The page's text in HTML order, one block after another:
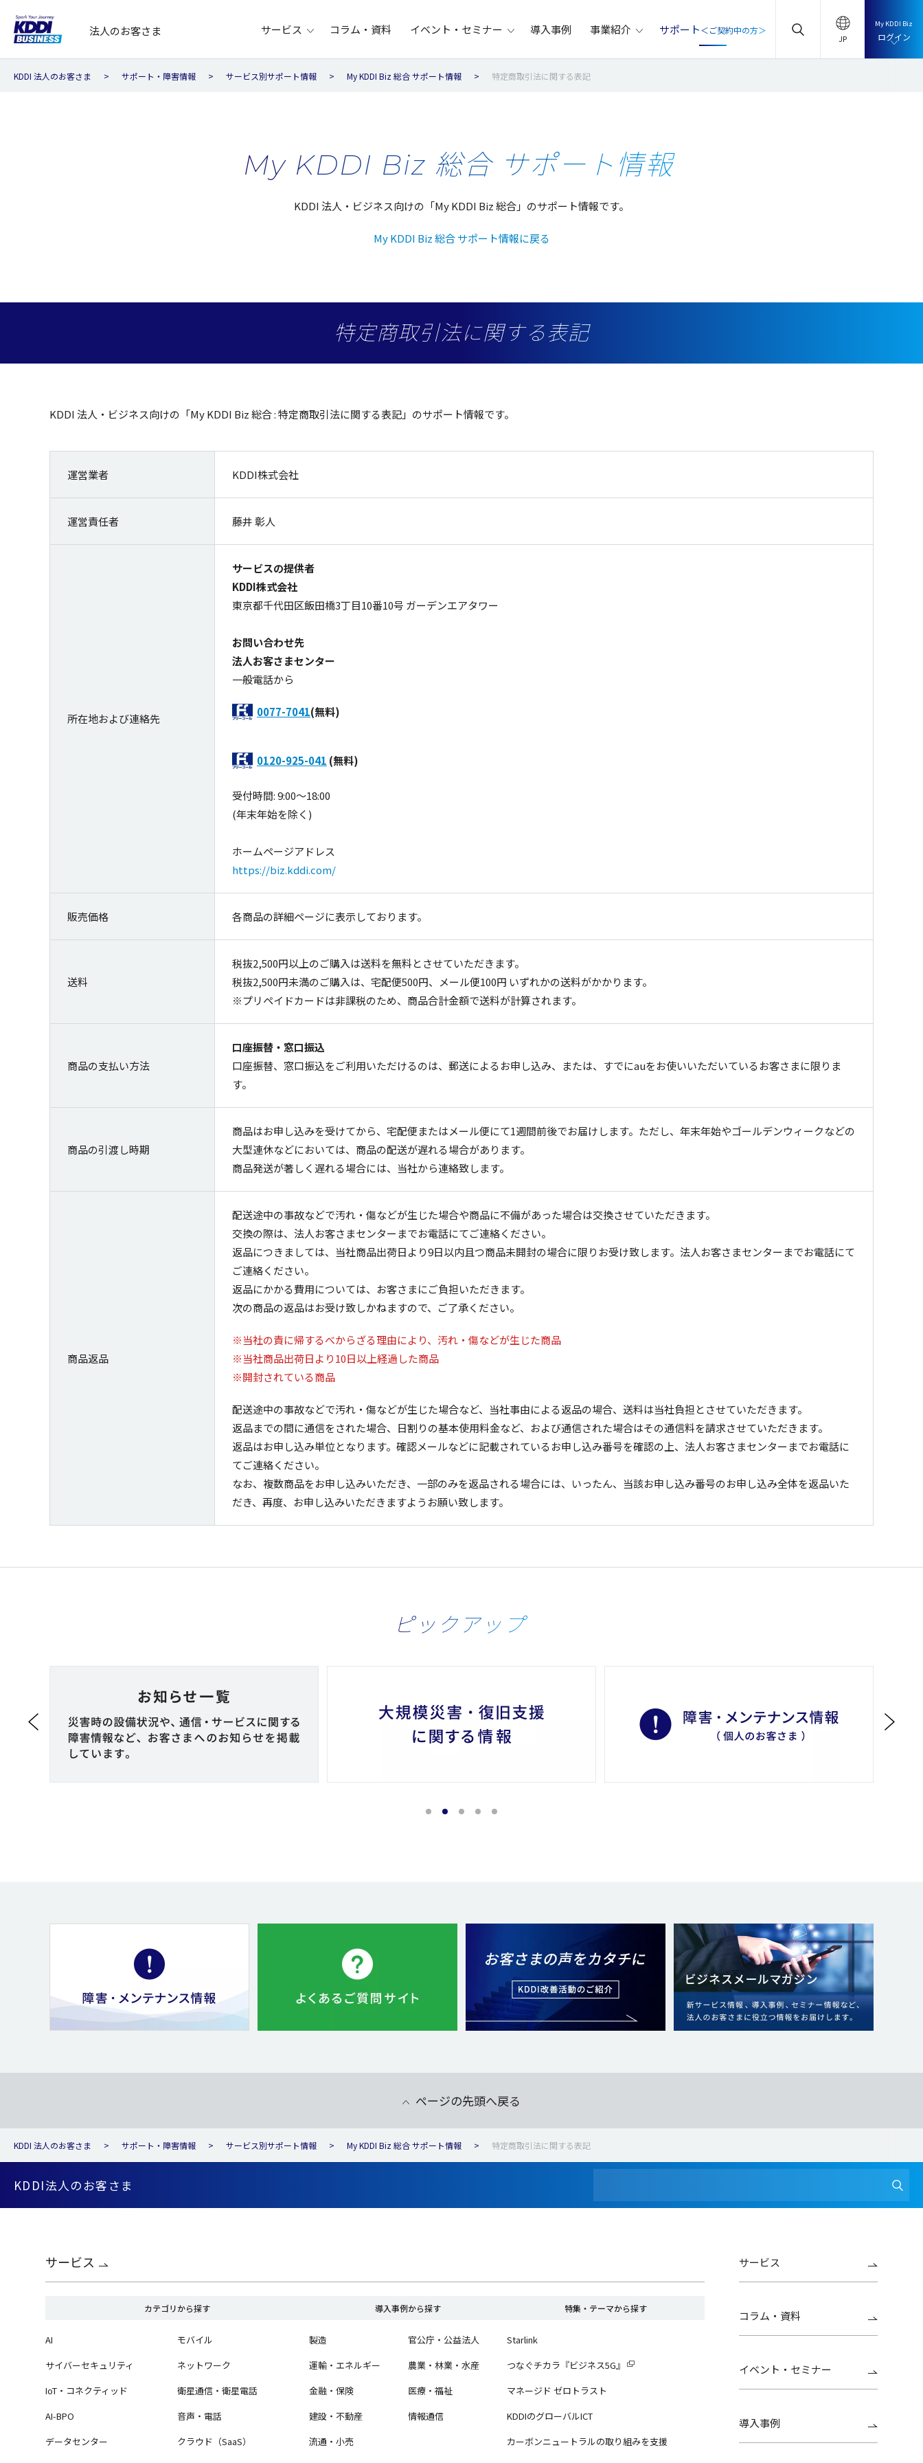
法人のお客さま サービス コラム・資料 イベント・セミナー 導入事例 事業紹介 サポート＜ご契約中の方＞
My KDDI Biz
ログイン
KDDI 法人のお客さま サポート・障害情報 サービス別サポート情報 My KDDI Biz 総合 サポート情報 特定商取引法に関する表記
My KDDI Biz 総合 サポート情報
KDDI 法人・ビジネス向けの「My KDDI Biz 総合」のサポート情報です。
My KDDI Biz 総合 サポート情報に戻る
特定商取引法に関する表記
KDDI法人 ・ビジネス向けの「My KDDI Biz 総合 :特定商取引法に関する表記」のサポート情報です。
運営業者 KDDI株式会社
運営責任者 藤井 彰人
所在地および連絡先
サービスの提供者
KDDI株式会社
東京都千代田区飯田橋3丁目10番10号 ガーデンエアタワー
お問い合わせ先
法人お客さまセンター
一般電話から
0077-7041(無料)
0120-925-041 (無料)
受付時間: 9:00～18:00
(年末年始を除く)
ホームページアドレス
https://biz.kddi.com/
販売価格 各商品の詳細ページに表示しております。
送料
税抜2,500円以上のご購入は送料を無料とさせていただきます。
税抜2,500円未満のご購入は、宅配便500円、メール便100円 いずれかの送料がかかります。
※プリペイドカードは非課税のため、商品合計金額で送料が計算されます。
商品の支払い方法
口座振替・窓口振込
口座振替、窓口振込をご利用いただけるのは、郵送によるお申し込み、または、すでにauをお使いいただいているお客さまに限りま
す。
商品の引渡し時期
商品はお申し込みを受けてから、宅配便またはメール便にて1週間前後でお届けします。ただし、年末年始やゴールデンウィークなどの
大型連休などにおいては、商品の配送が遅れる場合があります。
商品発送が著しく遅れる場合には、当社から連絡致します。
商品返品
配送途中の事故などで汚れ・傷などが生じた場合や商品に不備があった場合は交換させていただきます。
交換の際は、法人お客さまセンターまでお電話にてご連絡ください。
返品につきましては、当社商品出荷日より9日以内且つ商品未開封の場合に限りお受け致します。法人お客さまセンターまでお電話にて
ご連絡ください。
返品にかかる費用については、お客さまにご負担いただきます。
次の商品の返品はお受け致しかねますので、ご了承ください。
※当社の責に帰するべからざる理由により、汚れ・傷などが生じた商品
※当社商品出荷日より10日以上経過した商品
※開封されている商品
配送途中の事故などで汚れ・傷などが生じた場合など、当社事由による返品の場合、送料は当社負担とさせていただきます。
返品までの間に通信をされた場合、日割りの基本使用料金など、および通信された場合はその通信料を請求させていただきます。
返品はお申し込み単位となります。確認メールなどに記載されているお申し込み番号を確認の上、法人お客さまセンターまでお電話に
てご連絡ください。
なお、複数商品をお申し込みいただき、一部のみを返品される場合には、いったん、当該お申し込み番号のお申し込み全体を返品いた
だき、再度、お申し込みいただきますようお願い致します。
ピックアップ
ページの先頭へ戻る
KDDI 法人のお客さま サポート・障害情報 サービス別サポート情報 My KDDI Biz 総合 サポート情報 特定商取引法に関する表記
KDDI法人のお客さま
サービス
カテゴリから探す
AI
サイバーセキュリティ
IoT・コネクティッド
AI-BPO
データセンター
モバイル
ネットワーク
衛星通信・衛星電話
音声・電話
クラウド（SaaS）
導入事例から探す
製造
運輸・エネルギー
金融・保険
建設・不動産
流通・小売
官公庁・公益法人
農業・林業・水産
医療・福祉
情報通信
特集・テーマから探す
Starlink
つなぐチカラ『ビジネス5G』
マネージド ゼロトラスト
KDDIのグローバルICT
カーボンニュートラルの取り組みを支援
サービス
コラム・資料
イベント・セミナー
導入事例